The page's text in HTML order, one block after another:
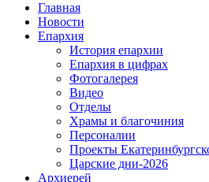
Главная
Новости
Епархия
История епархии
Епархия в цифрах
Фотогалерея
Видео
Отделы
Храмы и благочиния
Персоналии
Проекты
Царские дни-2026
Архиерей